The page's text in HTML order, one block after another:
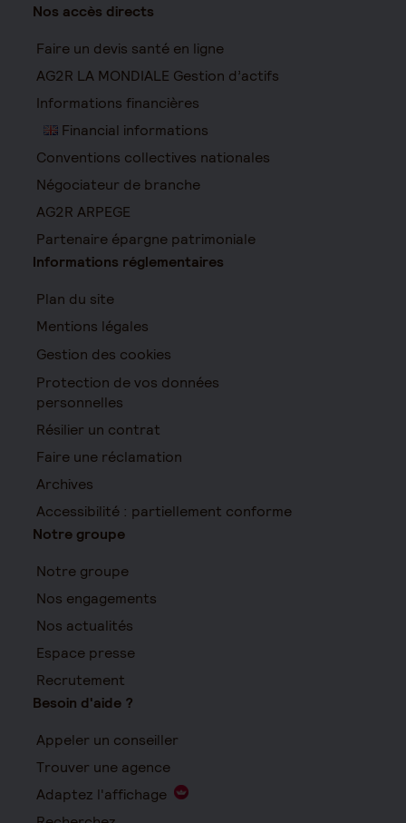
Nos accès directs
Faire un devis santé en ligne
AG2R LA MONDIALE Gestion d’actifs
Informations financières
Financial informations
Conventions collectives nationales
Négociateur de branche
AG2R ARPEGE
Partenaire épargne patrimoniale
Informations réglementaires
Plan du site
Mentions légales
Gestion des cookies
Protection de vos données
personnelles
Résilier un contrat
Faire une réclamation
Archives
Accessibilité : partiellement conforme
Notre groupe
Notre groupe
Nos engagements
Nos actualités
Espace presse
Recrutement
Besoin d'aide ?
Appeler un conseiller
Trouver une agence
Adaptez l'affichage